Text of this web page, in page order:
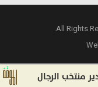
الرجال